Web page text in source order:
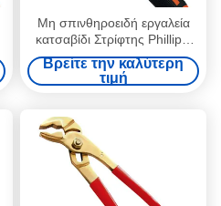
Μη σπινθηροειδή εργαλεία
κατσαβίδι Στρίφτης Phillips,
Pozi, Torx Βεριλλίμιο Χάλκινο
ή Αλουμίνιο Χάλκινο
σκληρότητα έως HRC30
Βρείτε την καλύτερη
τιμή